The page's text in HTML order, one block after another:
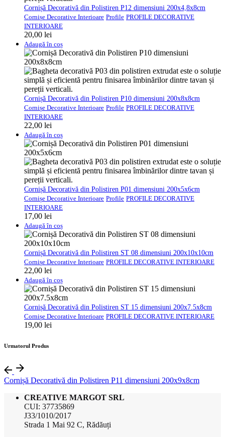
Cornișă Decorativă din Polistiren P12 dimensiuni 200x4,8x8cm
Cornișe Decorative Interioare Profile PROFILE DECORATIVE
INTERIOARE
20,00 lei
Adaugă în coș
Cornișă Decorativă din Polistiren P10 dimensiuni 200x8x8cm
Cornișe Decorative Interioare Profile PROFILE DECORATIVE
INTERIOARE
22,00 lei
Adaugă în coș
Cornișă Decorativă din Polistiren P01 dimensiuni 200x5x6cm
Cornișe Decorative Interioare Profile PROFILE DECORATIVE
INTERIOARE
17,00 lei
Adaugă în coș
Cornișă Decorativă din Polistiren ST 08 dimensiuni 200x10x10cm
Cornișe Decorative Interioare PROFILE DECORATIVE INTERIOARE
22,00 lei
Adaugă în coș
Cornișă Decorativă din Polistiren ST 15 dimensiuni 200x7.5x8cm
Cornișe Decorative Interioare PROFILE DECORATIVE INTERIOARE
19,00 lei
Urmatorul Produs
Cornișă Decorativă din Polistiren P11 dimensiuni 200x9x8cm
CREATIVE MARGOT SRL
CUI: 37735869
J33/1010/2017
Strada 1 Mai 92 C, Rădăuți